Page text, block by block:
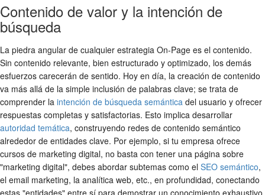
Contenido de valor y la intención de
búsqueda
La piedra angular de cualquier estrategia On-Page es el contenido.
Sin contenido relevante, bien estructurado y optimizado, los demás
esfuerzos carecerán de sentido. Hoy en día, la creación de contenido
va más allá de la simple inclusión de palabras clave; se trata de
comprender la intención de búsqueda semántica del usuario y ofrecer
respuestas completas y satisfactorias. Esto implica desarrollar
autoridad temática, construyendo redes de contenido semántico
alrededor de entidades clave. Por ejemplo, si tu empresa ofrece
cursos de marketing digital, no basta con tener una página sobre
"marketing digital", debes abordar subtemas como el SEO semántico,
el email marketing, la analítica web, etc., en profundidad, conectando